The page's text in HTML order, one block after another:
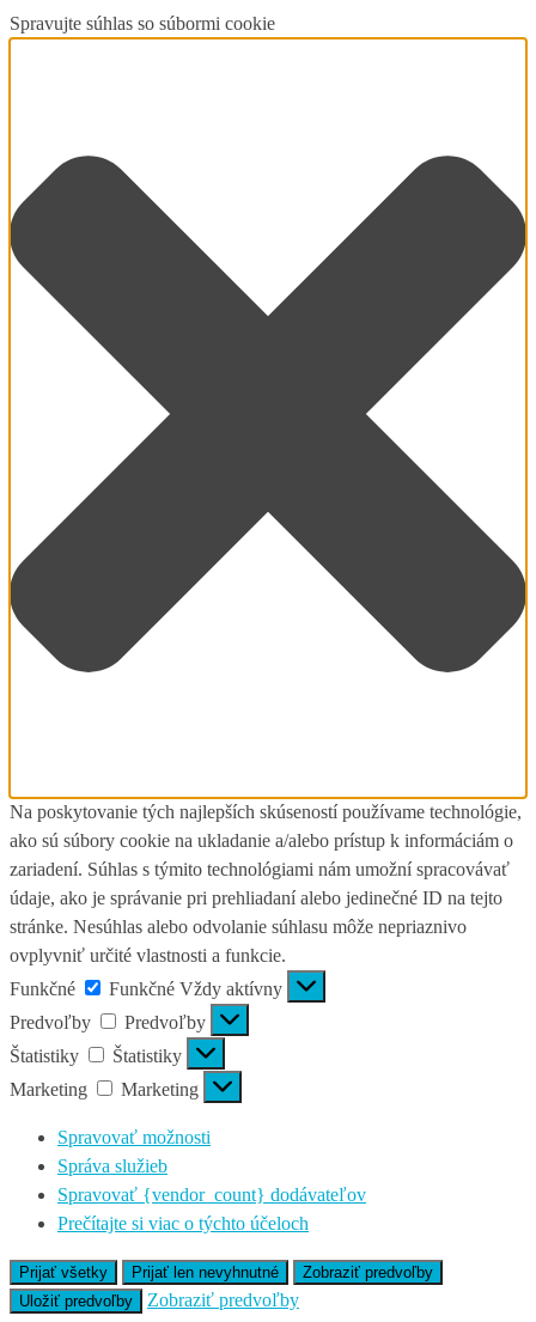
Spravujte súhlas so súbormi cookie
Na poskytovanie tých najlepších skúseností používame technológie,
ako sú súbory cookie na ukladanie a/alebo prístup k informáciám o
zariadení. Súhlas s týmito technológiami nám umožní spracovávať
údaje, ako je správanie pri prehliadaní alebo jedinečné ID na tejto
stránke. Nesúhlas alebo odvolanie súhlasu môže nepriaznivo
ovplyvniť určité vlastnosti a funkcie.
Funkčné
Funkčné Vždy aktívny
Predvoľby
Predvoľby
Štatistiky
Štatistiky
Marketing
Marketing
Spravovať možnosti
Správa služieb
Spravovať {vendor_count} dodávateľov
Prečítajte si viac o týchto účeloch
Prijať všetky Prijať len nevyhnutné
Zobraziť predvoľby
Uložiť predvoľby
Zobraziť predvoľby